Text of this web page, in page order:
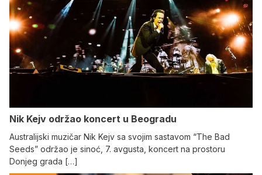
Nik Kejv održao koncert u Beogradu
Australijski muzičar Nik Kejv sa svojim sastavom “The Bad
Seeds” održao je sinoć, 7. avgusta, koncert na prostoru
Donjeg grada […]